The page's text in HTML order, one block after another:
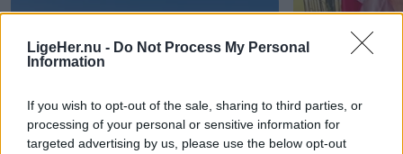
LigeHer.nu - Do Not Process My Personal
Information
If you wish to opt-out of the sale, sharing to third parties, or
processing of your personal or sensitive information for
targeted advertising by us, please use the below opt-out